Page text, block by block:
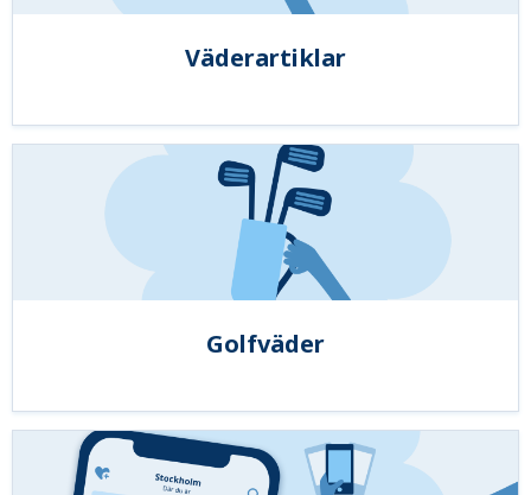
Väderartiklar
Golfväder